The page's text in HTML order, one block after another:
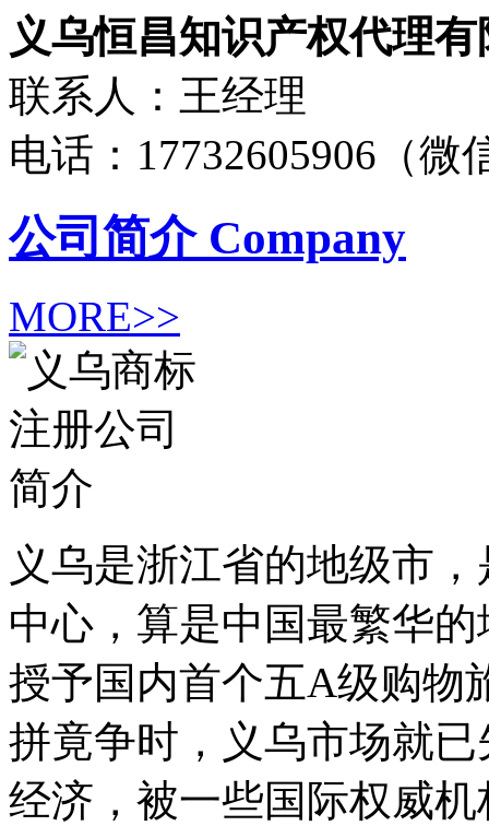
义乌恒昌知识产权代理
联系人：王经理
电话：17732605906（微
公司简介 Company
MORE>>
义乌是浙江省的地级市
中心，算是中国最繁华
授予国内首个五A级购物
拼竟争时，义乌市场就
经济，被一些国际权威